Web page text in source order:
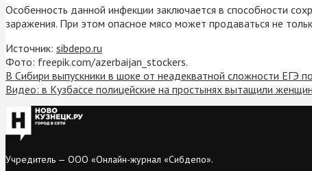
Особенность данной инфекции заключается в способности
заражения. При этом опасное мясо может продаваться не
Источник: sibdepo.ru
Фото: freepik.com/azerbaijan_stockers.
В Сибири выпускники в шоке от неадекватной сложности ЕГЭ
Видео: в Кузбассе полицейские на простынях вытащили
Учредитель — ООО «Онлайн-журнал «Сибдепо».